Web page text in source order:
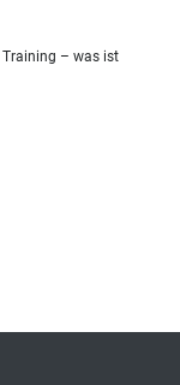
Training – was ist